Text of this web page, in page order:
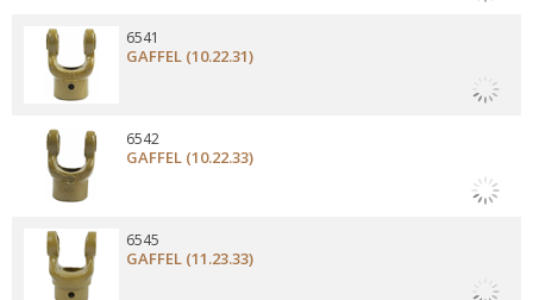
GAFFEL (10.22.31)
6541
GAFFEL (10.22.33)
6542
GAFFEL (11.23.33)
6545